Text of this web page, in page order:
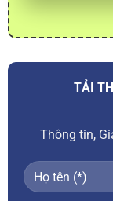
TẢI
Thông tin,